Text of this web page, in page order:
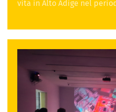
vita in Alto Adige nel